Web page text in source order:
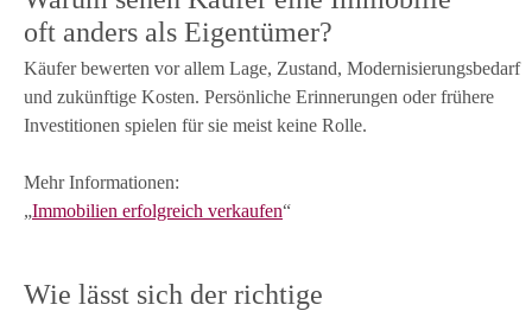
oft anders als Eigentümer?
Käufer bewerten vor allem Lage, Zustand, Modernisierungsbedarf
und zukünftige Kosten. Persönliche Erinnerungen oder frühere
Investitionen spielen für sie meist keine Rolle.
Mehr Informationen:
„Immobilien erfolgreich verkaufen“
Wie lässt sich der richtige